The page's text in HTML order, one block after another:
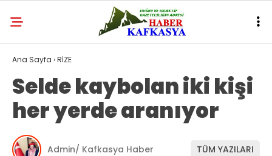
Ana Sayfa ›RİZE
Selde kaybolan iki kişi
her yerde aranıyor
Admin/ Kafkasya Haber TÜM YAZILARI